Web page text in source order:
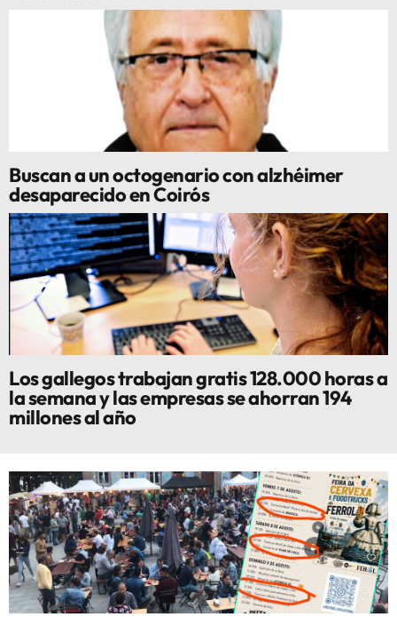
Buscan a un octogenario con alzhéimer
desaparecido en Coirós
Los gallegos trabajan gratis 128.000 horas a
la semana y las empresas se ahorran 194
millones al año